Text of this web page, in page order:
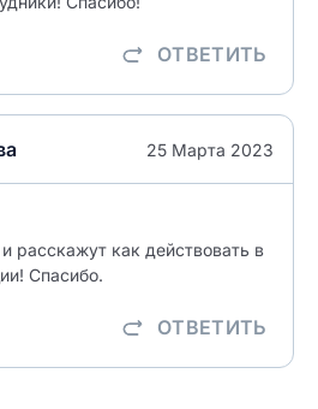
ОТВЕТИТЬ
25 Марта 2023
расскажут как действовать в
Спасибо.
ОТВЕТИТЬ